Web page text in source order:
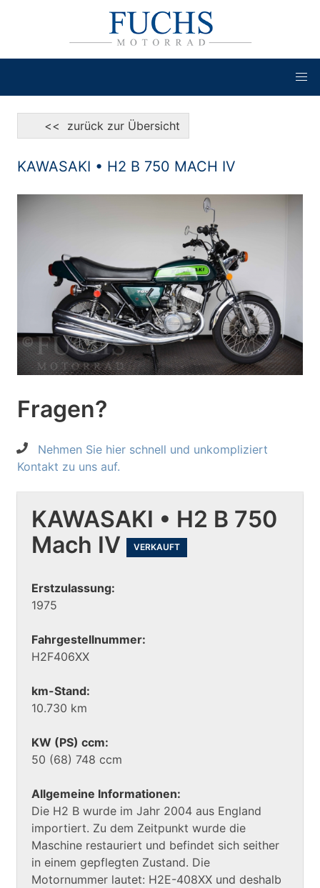
<< zurück zur Übersicht
KAWASAKI • H2 B 750 MACH IV
Fragen?
Nehmen Sie hier schnell und unkompliziert
Kontakt zu uns auf.
KAWASAKI • H2 B 750
Mach IV
VERKAUFT
Erstzulassung:
1975
Fahrgestellnummer:
H2F406XX
km-Stand:
10.730 km
KW (PS) ccm:
50 (68) 748 ccm
Allgemeine Informationen:
Die H2 B wurde im Jahr 2004 aus England
importiert. Zu dem Zeitpunkt wurde die
Maschine restauriert und befindet sich seither
in einem gepflegten Zustand. Die
Motornummer lautet: H2E-408XX und deshalb